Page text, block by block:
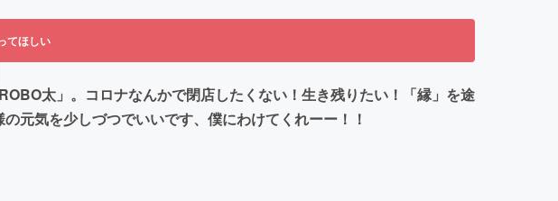
てほしい
太」。コロナなんかで閉店したくない！生き残りたい！「縁」を途
元気を少しづつでいいです、僕にわけてくれーー！！